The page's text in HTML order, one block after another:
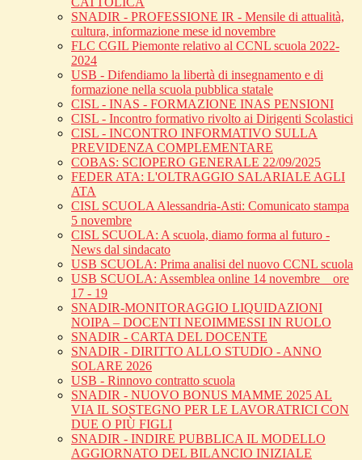
SNADIR - PROFESSIONE IR - Mensile di attualità,
cultura, informazione mese id novembre
FLC CGIL Piemonte relativo al CCNL scuola 2022-
2024
USB - Difendiamo la libertà di insegnamento e di
formazione nella scuola pubblica statale
CISL - INAS - FORMAZIONE INAS PENSIONI
CISL - Incontro formativo rivolto ai Dirigenti Scolastici
CISL - INCONTRO INFORMATIVO SULLA
PREVIDENZA COMPLEMENTARE
COBAS: SCIOPERO GENERALE 22/09/2025
FEDER ATA: L'OLTRAGGIO SALARIALE AGLI
ATA
CISL SCUOLA Alessandria-Asti: Comunicato stampa
5 novembre
CISL SCUOLA: A scuola, diamo forma al futuro -
News dal sindacato
USB SCUOLA: Prima analisi del nuovo CCNL scuola
USB SCUOLA: Assemblea online 14 novembre _ ore
17 - 19
SNADIR-MONITORAGGIO LIQUIDAZIONI
NOIPA – DOCENTI NEOIMMESSI IN RUOLO
SNADIR - CARTA DEL DOCENTE
SNADIR - DIRITTO ALLO STUDIO - ANNO
SOLARE 2026
USB - Rinnovo contratto scuola
SNADIR - NUOVO BONUS MAMME 2025 AL
VIA IL SOSTEGNO PER LE LAVORATRICI CON
DUE O PIÙ FIGLI
SNADIR - INDIRE PUBBLICA IL MODELLO
AGGIORNATO DEL BILANCIO INIZIALE